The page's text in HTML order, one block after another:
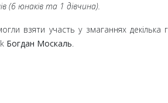
(6 юнаків та 1 дівчина).
взяти участь у змаганнях декілька
Богдан Москаль.